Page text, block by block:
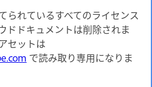
られているすべてのライセンス
ドドキュメントは削除されま
セットは
で読み取り専用になりま